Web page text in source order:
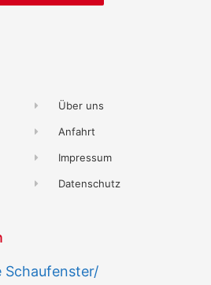
Über uns
Anfahrt
Impressum
Datenschutz
Schaufenster/